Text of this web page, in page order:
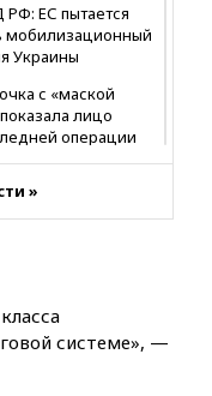
ЕС пытается
мобилизационный
Украины
с «маской
лицо
операции
Кирпиченка
в Израиле
Пост Дмитриева в
кризисе в
»
системе», —